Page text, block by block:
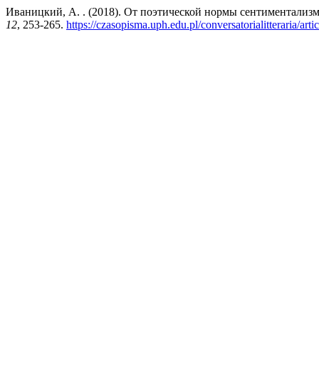
Иваницкий, А. . (2018). От поэтической нормы
12, 253-265. https://czasopisma.uph.edu.pl/conversatorialitteraria/